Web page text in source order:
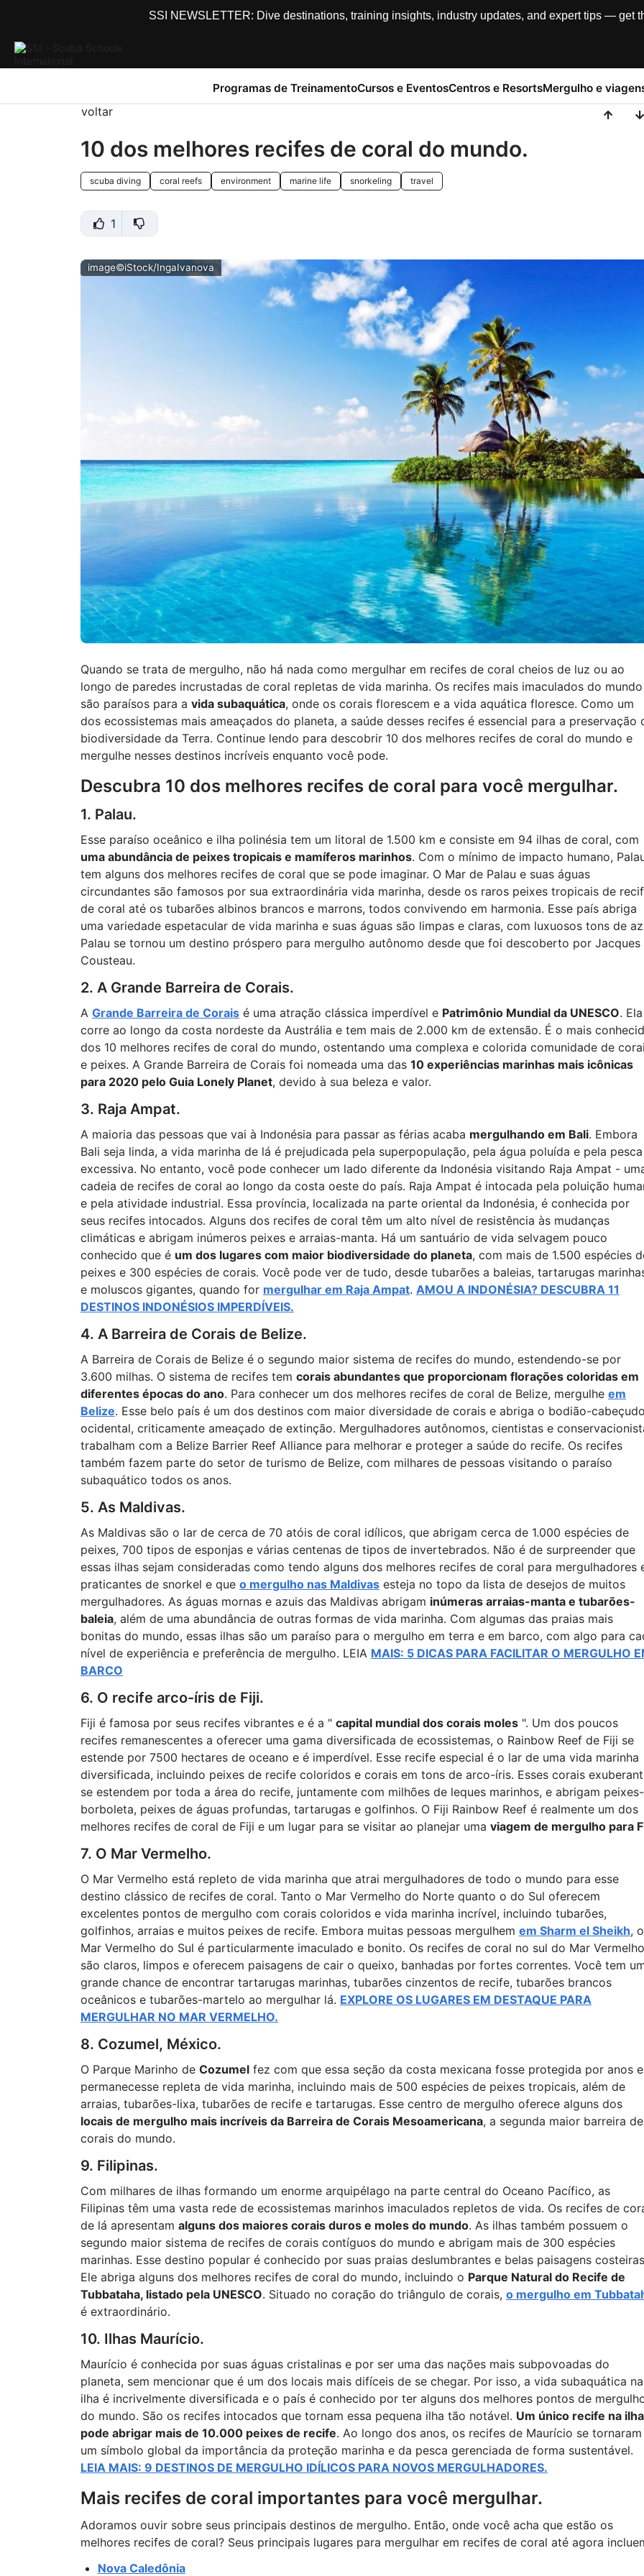
SSI NEWSLETTER: Dive destinations, training insights, industry updates, and expert tips — get
Programas de TreinamentoCursos e EventosCentros e ResortsMergulho e
voltar
10 dos melhores recifes de coral do mundo.
scuba diving coral reefs environment marine life snorkeling travel
1
image©iStock/IngaIvanova
Quando se trata de mergulho, não há nada como mergulhar em recifes de coral cheios de luz ou ao
longo de paredes incrustadas de coral repletas de vida marinha. Os recifes mais imaculados do mundo
são paraísos para a vida subaquática, onde os corais florescem e a vida aquática floresce. Como um
dos ecossistemas mais ameaçados do planeta, a saúde desses recifes é essencial para a preservação
biodiversidade da Terra. Continue lendo para descobrir 10 dos melhores recifes de coral do mundo e
mergulhe nesses destinos incríveis enquanto você pode.
Descubra 10 dos melhores recifes de coral para você mergulhar.
1. Palau.
Esse paraíso oceânico e ilha polinésia tem um litoral de 1.500 km e consiste em 94 ilhas de coral, com
uma abundância de peixes tropicais e mamíferos marinhos. Com o mínimo de impacto humano,
tem alguns dos melhores recifes de coral que se pode imaginar. O Mar de Palau e suas águas
circundantes são famosos por sua extraordinária vida marinha, desde os raros peixes tropicais de
de coral até os tubarões albinos brancos e marrons, todos convivendo em harmonia. Esse país abriga
uma variedade espetacular de vida marinha e suas águas são limpas e claras, com luxuosos tons de
Palau se tornou um destino próspero para mergulho autônomo desde que foi descoberto por Jacques
Cousteau.
2. A Grande Barreira de Corais.
A Grande Barreira de Coraisé uma atração clássica imperdível e Patrimônio Mundial da UNESCO. Ela
corre ao longo da costa nordeste da Austrália e tem mais de 2.000 km de extensão. É o mais
dos 10 melhores recifes de coral do mundo, ostentando uma complexa e colorida comunidade de
e peixes. A Grande Barreira de Corais foi nomeada uma das 10 experiências marinhas mais icônicas
para 2020 pelo Guia Lonely Planet, devido à sua beleza e valor.
3. Raja Ampat.
A maioria das pessoas que vai à Indonésia para passar as férias acaba mergulhando em Bali. Embora
Bali seja linda, a vida marinha de lá é prejudicada pela superpopulação, pela água poluída e pela pesca
excessiva. No entanto, você pode conhecer um lado diferente da Indonésia visitando Raja Ampat -
cadeia de recifes de coral ao longo da costa oeste do país. Raja Ampat é intocada pela poluição
e pela atividade industrial. Essa província, localizada na parte oriental da Indonésia, é conhecida por
seus recifes intocados. Alguns dos recifes de coral têm um alto nível de resistência às mudanças
climáticas e abrigam inúmeros peixes e arraias-manta. Há um santuário de vida selvagem pouco
conhecido que é um dos lugares com maior biodiversidade do planeta, com mais de 1.500 espécies
peixes e 300 espécies de corais. Você pode ver de tudo, desde tubarões a baleias, tartarugas
e moluscos gigantes, quando for mergulhar em Raja Ampat. AMOU A INDONÉSIA? DESCUBRA 11
DESTINOS INDONÉSIOS IMPERDÍVEIS.
4. A Barreira de Corais de Belize.
A Barreira de Corais de Belize é o segundo maior sistema de recifes do mundo, estendendo-se por
3.600 milhas. O sistema de recifes tem corais abundantes que proporcionam florações coloridas em
diferentes épocas do ano. Para conhecer um dos melhores recifes de coral de Belize, mergulhe em
Belize. Esse belo país é um dos destinos com maior diversidade de corais e abriga o bodião-cabeçudo
ocidental, criticamente ameaçado de extinção. Mergulhadores autônomos, cientistas e
trabalham com a Belize Barrier Reef Alliance para melhorar e proteger a saúde do recife. Os recifes
também fazem parte do setor de turismo de Belize, com milhares de pessoas visitando o paraíso
subaquático todos os anos.
5. As Maldivas.
As Maldivas são o lar de cerca de 70 atóis de coral idílicos, que abrigam cerca de 1.000 espécies de
peixes, 700 tipos de esponjas e várias centenas de tipos de invertebrados. Não é de surpreender que
essas ilhas sejam consideradas como tendo alguns dos melhores recifes de coral para mergulhadores
praticantes de snorkel e que o mergulho nas Maldivasesteja no topo da lista de desejos de muitos
mergulhadores. As águas mornas e azuis das Maldivas abrigam inúmeras arraias-manta e tubarões-
baleia, além de uma abundância de outras formas de vida marinha. Com algumas das praias mais
bonitas do mundo, essas ilhas são um paraíso para o mergulho em terra e em barco, com algo para
nível de experiência e preferência de mergulho. LEIA MAIS: 5 DICAS PARA FACILITAR O MERGULHO
BARCO
6. O recife arco-íris de Fiji.
Fiji é famosa por seus recifes vibrantes e é a " capital mundial dos corais moles". Um dos poucos
recifes remanescentes a oferecer uma gama diversificada de ecossistemas, o Rainbow Reef de Fiji se
estende por 7500 hectares de oceano e é imperdível. Esse recife especial é o lar de uma vida marinha
diversificada, incluindo peixes de recife coloridos e corais em tons de arco-íris. Esses corais
se estendem por toda a área do recife, juntamente com milhões de leques marinhos, e abrigam peixes-
borboleta, peixes de águas profundas, tartarugas e golfinhos. O Fiji Rainbow Reef é realmente um dos
melhores recifes de coral de Fiji e um lugar para se visitar ao planejar uma viagem de mergulho para
7. O Mar Vermelho.
O Mar Vermelho está repleto de vida marinha que atrai mergulhadores de todo o mundo para esse
destino clássico de recifes de coral. Tanto o Mar Vermelho do Norte quanto o do Sul oferecem
excelentes pontos de mergulho com corais coloridos e vida marinha incrível, incluindo tubarões,
golfinhos, arraias e muitos peixes de recife. Embora muitas pessoas mergulhem em Sharm el Sheikh, o
Mar Vermelho do Sul é particularmente imaculado e bonito. Os recifes de coral no sul do Mar Vermelho
são claros, limpos e oferecem paisagens de cair o queixo, banhadas por fortes correntes. Você tem
grande chance de encontrar tartarugas marinhas, tubarões cinzentos de recife, tubarões brancos
oceânicos e tubarões-martelo ao mergulhar lá. EXPLORE OS LUGARES EM DESTAQUE PARA
MERGULHAR NO MAR VERMELHO.
8. Cozumel, México.
O Parque Marinho de Cozumelfez com que essa seção da costa mexicana fosse protegida por anos e
permanecesse repleta de vida marinha, incluindo mais de 500 espécies de peixes tropicais, além de
arraias, tubarões-lixa, tubarões de recife e tartarugas. Esse centro de mergulho oferece alguns dos
locais de mergulho mais incríveis da Barreira de Corais Mesoamericana, a segunda maior barreira de
corais do mundo.
9. Filipinas.
Com milhares de ilhas formando um enorme arquipélago na parte central do Oceano Pacífico, as
Filipinas têm uma vasta rede de ecossistemas marinhos imaculados repletos de vida. Os recifes de
de lá apresentam alguns dos maiores corais duros e moles do mundo. As ilhas também possuem o
segundo maior sistema de recifes de corais contíguos do mundo e abrigam mais de 300 espécies
marinhas. Esse destino popular é conhecido por suas praias deslumbrantes e belas paisagens
Ele abriga alguns dos melhores recifes de coral do mundo, incluindo o Parque Natural do Recife de
Tubbataha, listado pela UNESCO. Situado no coração do triângulo de corais, o mergulho em
é extraordinário.
10. Ilhas Maurício.
Maurício é conhecida por suas águas cristalinas e por ser uma das nações mais subpovoadas do
planeta, sem mencionar que é um dos locais mais difíceis de se chegar. Por isso, a vida subaquática na
ilha é incrivelmente diversificada e o país é conhecido por ter alguns dos melhores pontos de
do mundo. São os recifes intocados que tornam essa pequena ilha tão notável. Um único recife na ilha
pode abrigar mais de 10.000 peixes de recife. Ao longo dos anos, os recifes de Maurício se tornaram
um símbolo global da importância da proteção marinha e da pesca gerenciada de forma sustentável.
LEIA MAIS: 9 DESTINOS DE MERGULHO IDÍLICOS PARA NOVOS MERGULHADORES.
Mais recifes de coral importantes para você mergulhar.
Adoramos ouvir sobre seus principais destinos de mergulho. Então, onde você acha que estão os
melhores recifes de coral? Seus principais lugares para mergulhar em recifes de coral até agora
Nova Caledônia